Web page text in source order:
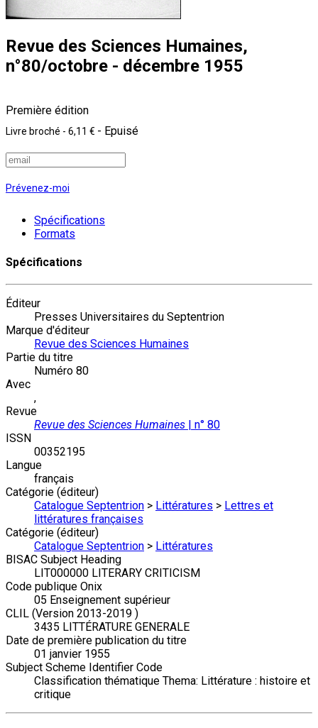
Revue des Sciences Humaines,
n°80/octobre - décembre 1955
Première édition
Livre broché - 6,11 € - Epuisé
Prévenez-moi
Spécifications
Formats
Spécifications
Éditeur
Presses Universitaires du Septentrion
Marque d'éditeur
Revue des Sciences Humaines
Partie du titre
Numéro 80
Avec
,
Revue
Revue des Sciences Humaines | n° 80
ISSN
00352195
Langue
français
Catégorie (éditeur)
Catalogue Septentrion > Littératures > Lettres et
littératures françaises
Catégorie (éditeur)
Catalogue Septentrion > Littératures
BISAC Subject Heading
LIT000000 LITERARY CRITICISM
Code publique Onix
05 Enseignement supérieur
CLIL (Version 2013-2019 )
3435 LITTÉRATURE GENERALE
Date de première publication du titre
01 janvier 1955
Subject Scheme Identifier Code
Classification thématique Thema: Littérature : histoire et
critique